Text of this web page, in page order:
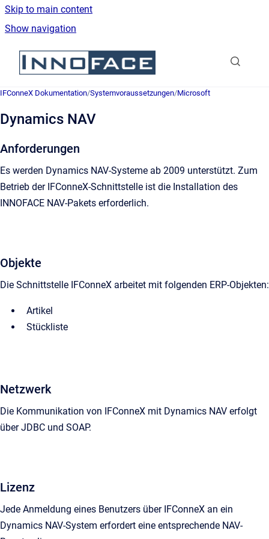
Skip to main content
Show navigation
Go to homepage
IFConneX Dokumentation/Systemvoraussetzungen/Microsoft
Dynamics NAV
Anforderungen
Es werden Dynamics NAV-Systeme ab 2009 unterstützt. Zum
Betrieb der IFConneX-Schnittstelle ist die Installation des
INNOFACE NAV-Pakets erforderlich.
Objekte
Die Schnittstelle IFConneX arbeitet mit folgenden ERP-Objekten:
Artikel
Stückliste
Netzwerk
Die Kommunikation von IFConneX mit Dynamics NAV erfolgt
über JDBC und SOAP.
Lizenz
Jede Anmeldung eines Benutzers über IFConneX an ein
Dynamics NAV-System erfordert eine entsprechende NAV-